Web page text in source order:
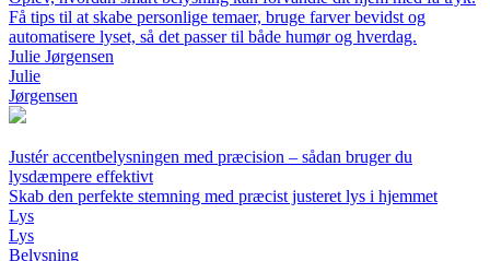
Få tips til at skabe personlige temaer, bruge farver bevidst og
automatisere lyset, så det passer til både humør og hverdag.
Julie Jørgensen
Julie
Jørgensen
Justér accentbelysningen med præcision – sådan bruger du
lysdæmpere effektivt
Skab den perfekte stemning med præcist justeret lys i hjemmet
Lys
Lys
Belysning